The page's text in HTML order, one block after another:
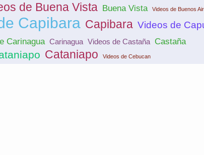
de Buena Vista Buena Vista Videos de Buenos
Capibara Capibara Videos de
Carinagua Carinagua Videos de Castaña Castaña
Cataniapo Videos de Cebucan